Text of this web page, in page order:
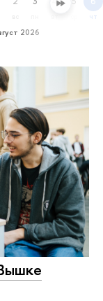
2026
чт